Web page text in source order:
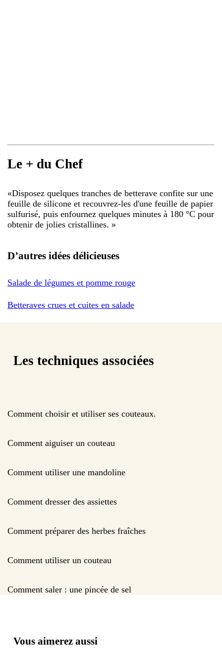
Le + du Chef
«Disposez quelques tranches de betterave confite sur une
feuille de silicone et recouvrez-les d'une feuille de papier
sulfurisé, puis enfournez quelques minutes à 180 °C pour
obtenir de jolies cristallines. »
D’autres idées délicieuses
Salade de légumes et pomme rouge
Betteraves crues et cuites en salade
Les techniques associées
Comment choisir et utiliser ses couteaux.
Comment aiguiser un couteau
Comment utiliser une mandoline
Comment dresser des assiettes
Comment préparer des herbes fraîches
Comment utiliser un couteau
Comment saler : une pincée de sel
Vous aimerez aussi